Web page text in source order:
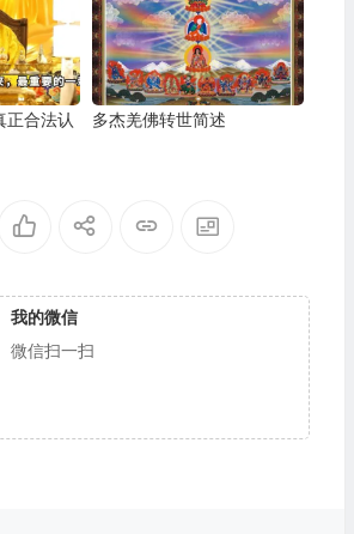
正合法认
多杰羌佛转世简述
我的微信
微信扫一扫